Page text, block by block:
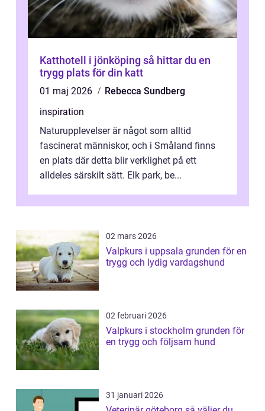
Katthotell i jönköping så hittar du en
trygg plats för din katt
01 maj 2026
Rebecca Sundberg
inspiration
Naturupplevelser är något som alltid
fascinerat människor, och i Småland finns
en plats där detta blir verklighet på ett
alldeles särskilt sätt. Elk park, be...
02 mars 2026
Valpkurs i uppsala grunden för en
trygg och lydig vardagshund
02 februari 2026
Valpkurs i stockholm grunden för
en trygg och följsam hund
31 januari 2026